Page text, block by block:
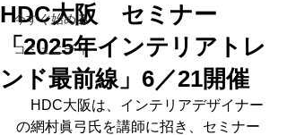
今すぐ始める
コミュニティ
HDC大阪 セミナー
「2025年インテリアトレ
ンド最前線」6／21開催
HDC大阪は、インテリアデザイナー
の網村眞弓氏を講師に招き、セミナー